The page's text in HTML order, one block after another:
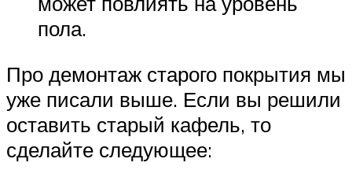
пола.
Про демонтаж старого покрытия мы
уже писали выше. Если вы решили
оставить старый кафель, то
сделайте следующее: